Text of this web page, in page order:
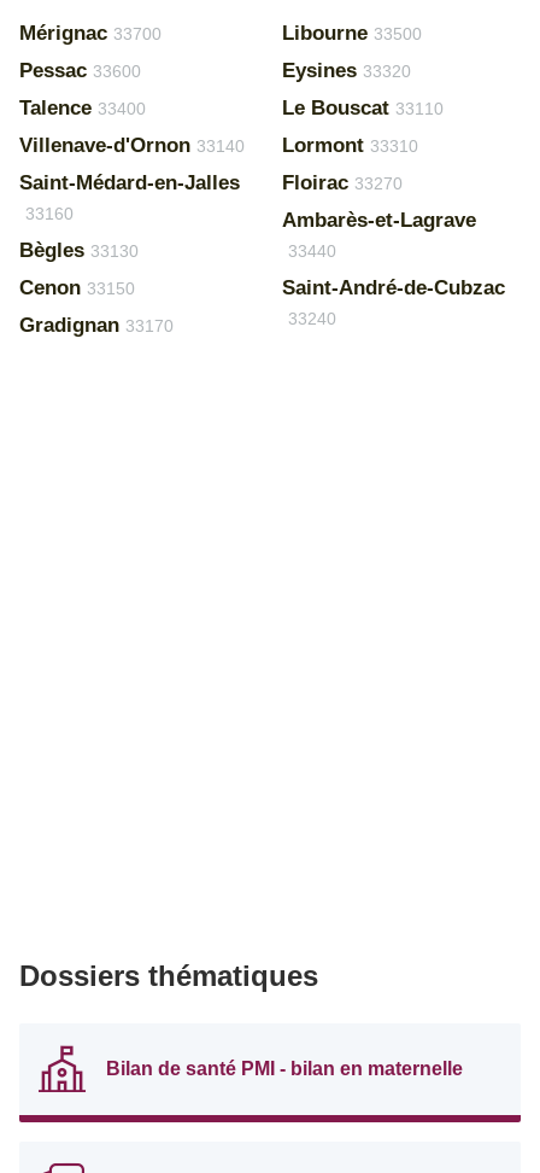
Mérignac 33700
Pessac 33600
Talence 33400
Villenave-d'Ornon 33140
Saint-Médard-en-Jalles
33160
Bègles 33130
Cenon 33150
Gradignan 33170
Libourne 33500
Eysines 33320
Le Bouscat 33110
Lormont 33310
Floirac 33270
Ambarès-et-Lagrave
33440
Saint-André-de-Cubzac
33240
Dossiers thématiques
Bilan de santé PMI - bilan en maternelle